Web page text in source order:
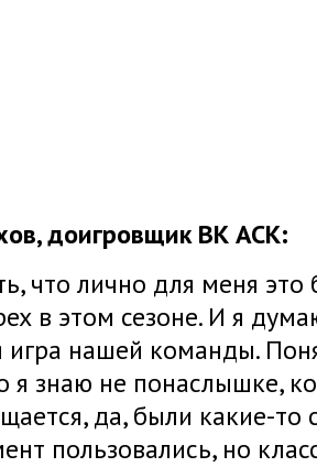
доигровщик ВК АСК:
что лично для меня
в этом сезоне. И я
игра нашей команды.
я знаю не понаслышке,
да, были какие-
пользовались, но